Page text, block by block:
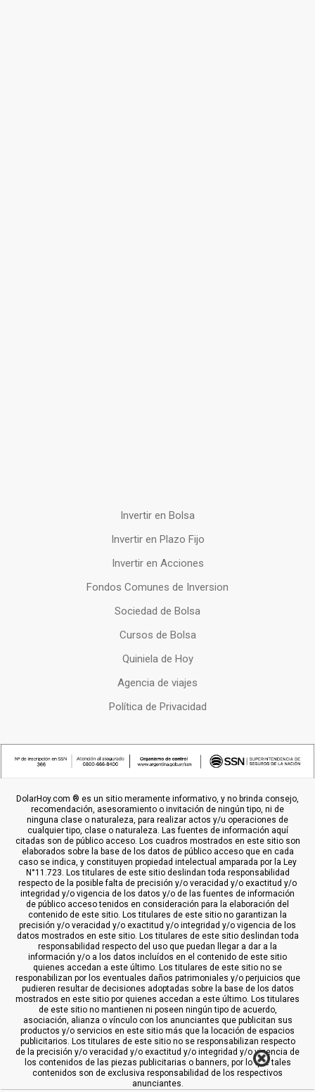
Invertir en Bolsa
Invertir en Plazo Fijo
Invertir en Acciones
Fondos Comunes de Inversion
Sociedad de Bolsa
Cursos de Bolsa
Quiniela de Hoy
Agencia de viajes
Política de Privacidad
DolarHoy.com ® es un sitio meramente informativo, y no brinda consejo,
recomendación, asesoramiento o invitación de ningún tipo, ni de
ninguna clase o naturaleza, para realizar actos y/u operaciones de
cualquier tipo, clase o naturaleza. Las fuentes de información aquí
citadas son de público acceso. Los cuadros mostrados en este sitio son
elaborados sobre la base de los datos de público acceso que en cada
caso se indica, y constituyen propiedad intelectual amparada por la Ley
N°11.723. Los titulares de este sitio deslindan toda responsabilidad
respecto de la posible falta de precisión y/o veracidad y/o exactitud y/o
integridad y/o vigencia de los datos y/o de las fuentes de información
de público acceso tenidos en consideración para la elaboración del
contenido de este sitio. Los titulares de este sitio no garantizan la
precisión y/o veracidad y/o exactitud y/o integridad y/o vigencia de los
datos mostrados en este sitio. Los titulares de este sitio deslindan toda
responsabilidad respecto del uso que puedan llegar a dar a la
información y/o a los datos incluídos en el contenido de este sitio
quienes accedan a este último. Los titulares de este sitio no se
responabilizan por los eventuales daños patrimoniales y/o perjuicios que
pudieren resultar de decisiones adoptadas sobre la base de los datos
mostrados en este sitio por quienes accedan a este último. Los titulares
de este sitio no mantienen ni poseen ningún tipo de acuerdo,
asociación, alianza o vínculo con los anunciantes que publicitan sus
productos y/o servicios en este sitio más que la locación de espacios
publicitarios. Los titulares de este sitio no se responsabilizan respecto
de la precisión y/o veracidad y/o exactitud y/o integridad y/o vigencia de
los contenidos de las piezas publicitarias o banners, por lo que tales
contenidos son de exclusiva responsabilidad de los respectivos
anunciantes.